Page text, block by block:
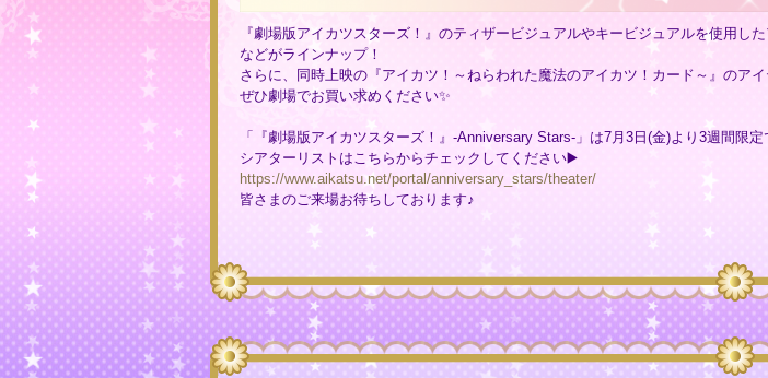
『劇場版アイカツスターズ！』のティザービジュアルやキービジュアルを使用
などがラインナップ！
さらに、同時上映の『アイカツ！～ねらわれた魔法のアイカツ！カード～』のアイ
ぜひ劇場でお買い求めください✨
「『劇場版アイカツスターズ！』-Anniversary Stars-」は7月3日(金)より3週間限
シアターリストはこちらからチェックしてください▶️
https://www.aikatsu.net/portal/anniversary_stars/theater/
皆さまのご来場お待ちしております♪